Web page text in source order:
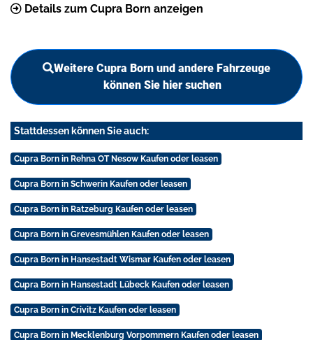
Details zum Cupra Born anzeigen
Weitere Cupra Born und andere Fahrzeuge
können Sie hier suchen
Stattdessen können Sie auch:
Cupra Born in Rehna OT Nesow Kaufen oder leasen
Cupra Born in Schwerin Kaufen oder leasen
Cupra Born in Ratzeburg Kaufen oder leasen
Cupra Born in Grevesmühlen Kaufen oder leasen
Cupra Born in Hansestadt Wismar Kaufen oder leasen
Cupra Born in Hansestadt Lübeck Kaufen oder leasen
Cupra Born in Crivitz Kaufen oder leasen
Cupra Born in Mecklenburg Vorpommern Kaufen oder leasen